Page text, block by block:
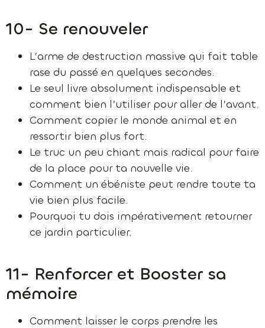
10- Se renouveler
L’arme de destruction massive qui fait table
rase du passé en quelques secondes.
Le seul livre absolument indispensable et
comment bien l’utiliser pour aller de l’avant.
Comment copier le monde animal et en
ressortir bien plus fort.
Le truc un peu chiant mais radical pour faire
de la place pour ta nouvelle vie.
Comment un ébéniste peut rendre toute ta
vie bien plus facile.
Pourquoi tu dois impérativement retourner
ce jardin particulier.
11- Renforcer et Booster sa
mémoire
Comment laisser le corps prendre les